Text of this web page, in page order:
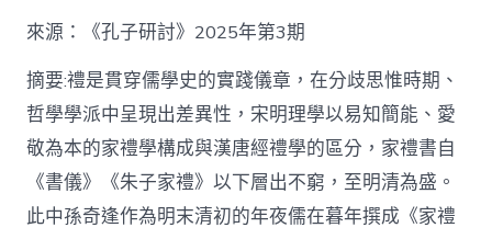
空
間】
從
簡
化
禮
制
到
來源：《孔子研討》2025年第3期
摘要:禮是貫穿儒學史的實踐儀章，在分歧思惟時期、
哲學學派中呈現出差異性，宋明理學以易知簡能、愛
敬為本的家禮學構成與漢唐經禮學的區分，家禮書自
《書儀》《朱子家禮》以下層出不窮，至明清為盛。
此中孫奇逢作為明末清初的年夜儒在暮年撰成《家禮